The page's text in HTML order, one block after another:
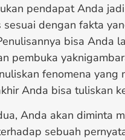
pendapat Anda
sesuai dengan fakta
bisa Anda
pembuka
fenomena yang
Anda bisa tuliskan
Anda akan diminta
sebuah